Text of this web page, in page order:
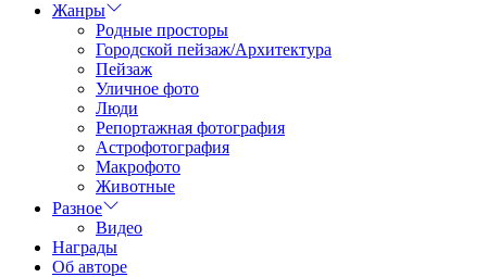
Жанры
Родные просторы
Городской пейзаж/Архитектура
Пейзаж
Уличное фото
Люди
Репортажная фотография
Астрофотография
Макрофото
Животные
Разное
Видео
Награды
Об авторе